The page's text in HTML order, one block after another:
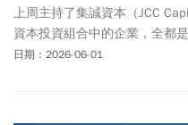
上周主持了集誠資本（JCC
資本投資組合中的企業，全都
外優質企業，其中討論到不少
日期：2026-06-01